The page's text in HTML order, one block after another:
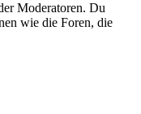
Moderatoren. Du
wie die Foren, die